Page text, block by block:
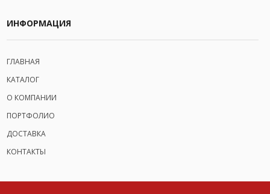
ИНФОРМАЦИЯ
ГЛАВНАЯ
КАТАЛОГ
О КОМПАНИИ
ПОРТФОЛИО
ДОСТАВКА
КОНТАКТЫ